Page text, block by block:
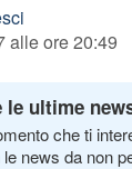
alle ore 20:49
le ultime
che ti
news da non